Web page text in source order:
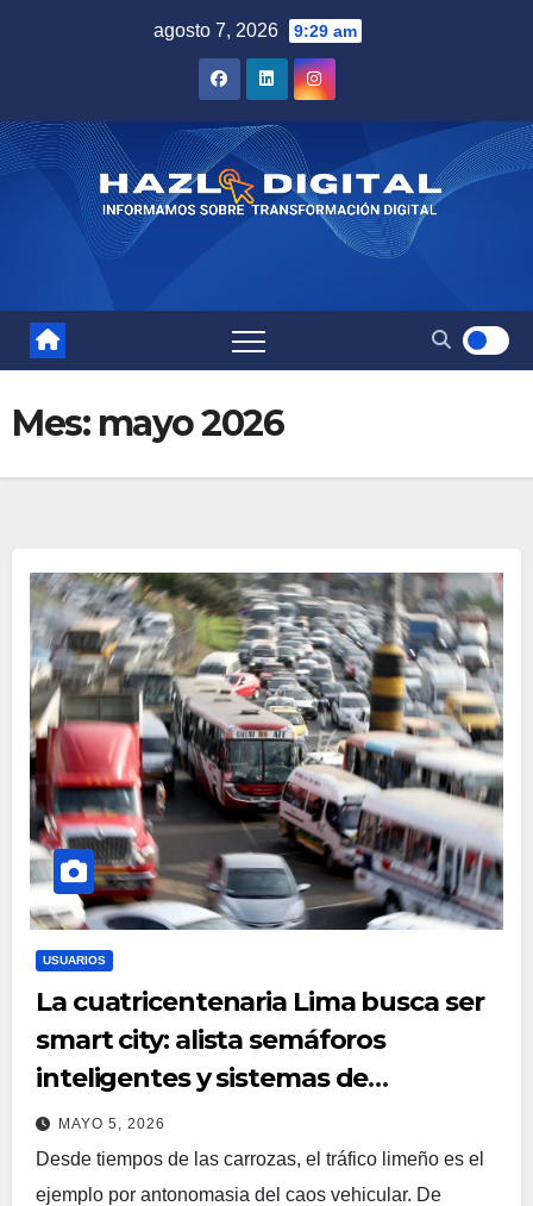
agosto 7, 2026 9:29 am
Mes: mayo 2026
USUARIOS
La cuatricentenaria Lima busca ser
smart city: alista semáforos
inteligentes y sistemas de
seguridad digital
MAYO 5, 2026
Desde tiempos de las carrozas, el tráfico limeño es el
ejemplo por antonomasia del caos vehicular. De